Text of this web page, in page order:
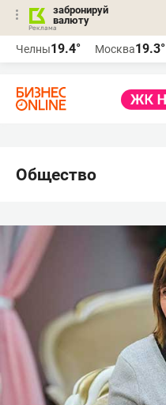
забронируй
валюту
Челны19.4° Москва19.3°
Общество